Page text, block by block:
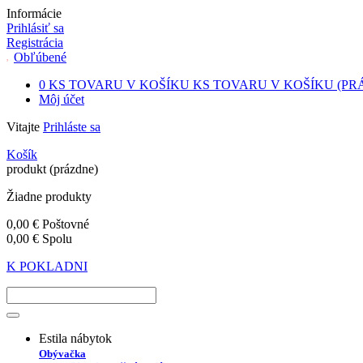
Informácie
Prihlásiť sa
Registrácia
Obľúbené
0 KS TOVARU V KOŠÍKU KS TOVARU V KOŠÍKU
Môj účet
Vitajte Prihláste sa
Košík
produkt (prázdne)
Žiadne produkty
0,00 € Poštovné
0,00 € Spolu
K POKLADNI
Estila nábytok
Obývačka